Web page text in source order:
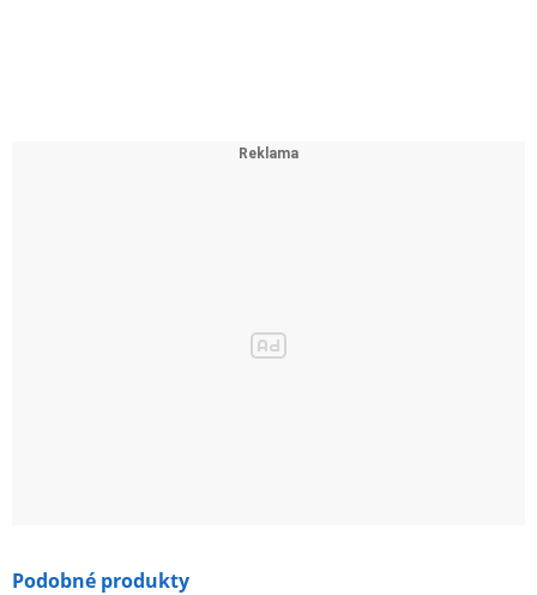
Podobné produkty